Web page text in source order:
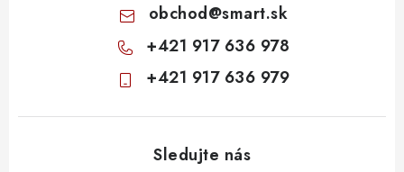
obchod@smart.sk
+421 917 636 978
+421 917 636 979